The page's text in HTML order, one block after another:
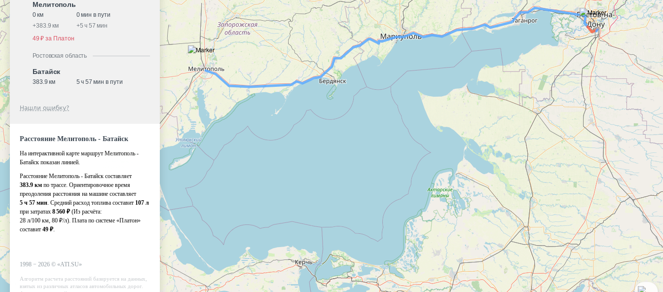
Мелитополь
0 км
0 мин в пути
+383.9 км +5 ч 57 мин
49 ₽ за Платон
Ростовская область
Батайск
383.9 км 5 ч 57 мин в пути
Нашли ошибку?
Расстояние Мелитополь - Батайск
На интерактивной карте маршрут Мелитополь -
Батайск показан линией.
Расстояние Мелитополь - Батайск составляет
383.9 км по трассе. Ориентировочное время
преодоления расстояния на машине составляет
5 ч 57 мин. Средний расход топлива составит 107 л
при затратах 8 560 ₽ (Из расчёта:
28 л/100 км, 80 ₽/л). Плата по системе «Платон»
составит 49 ₽.
1998 − 2026 © «ATI.SU»
Алгоритм расчета расстояний базируется на данных,
взятых из различных атласов автомобильных дорог.